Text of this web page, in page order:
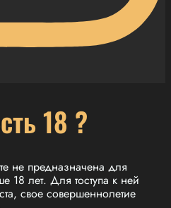
18 ?
не предназначена для
18 лет. Для тоступа к ней
свое совершеннолетие